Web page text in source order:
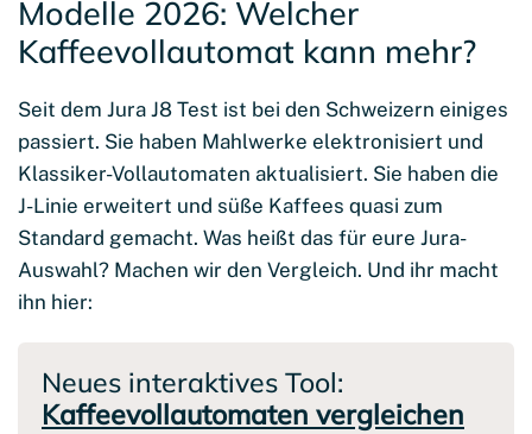
Modelle 2026: Welcher
Kaffeevollautomat kann mehr?
Seit dem Jura J8 Test ist bei den Schweizern einiges
passiert. Sie haben Mahlwerke elektronisiert und
Klassiker-Vollautomaten aktualisiert. Sie haben die
J-Linie erweitert und süße Kaffees quasi zum
Standard gemacht. Was heißt das für eure Jura-
Auswahl? Machen wir den Vergleich. Und ihr macht
ihn hier:
Neues interaktives Tool:
Kaffeevollautomaten vergleichen